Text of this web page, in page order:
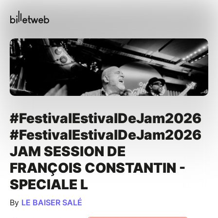
#FestivalEstivalDeJam2026
#FestivalEstivalDeJam2026
JAM SESSION DE
FRANÇOIS CONSTANTIN -
SPECIALE L
By LE BAISER SALÉ